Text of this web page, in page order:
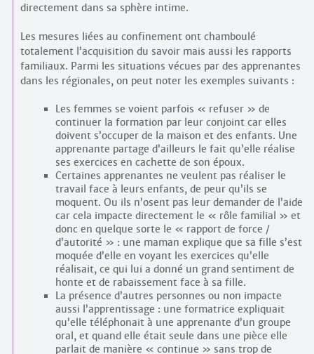
directement dans sa sphère intime.
Les mesures liées au confinement ont chamboulé
totalement l’acquisition du savoir mais aussi les rapports
familiaux. Parmi les situations vécues par des apprenantes
dans les régionales, on peut noter les exemples suivants :
Les femmes se voient parfois « refuser » de
continuer la formation par leur conjoint car elles
doivent s’occuper de la maison et des enfants. Une
apprenante partage d’ailleurs le fait qu’elle réalise
ses exercices en cachette de son époux.
Certaines apprenantes ne veulent pas réaliser le
travail face à leurs enfants, de peur qu’ils se
moquent. Ou ils n’osent pas leur demander de l’aide
car cela impacte directement le « rôle familial » et
donc en quelque sorte le « rapport de force /
d’autorité » : une maman explique que sa fille s’est
moquée d’elle en voyant les exercices qu’elle
réalisait, ce qui lui a donné un grand sentiment de
honte et de rabaissement face à sa fille.
La présence d’autres personnes ou non impacte
aussi l’apprentissage : une formatrice expliquait
qu’elle téléphonait à une apprenante d’un groupe
oral, et quand elle était seule dans une pièce elle
parlait de manière « continue » sans trop de